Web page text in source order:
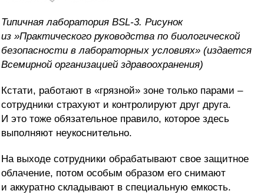
Типичная лаборатория BSL-3. Рисунок
из »Практического руководства по биологической
безопасности в лабораторных условиях» (издается
Всемирной организацией здравоохранения)
Кстати, работают в «грязной» зоне только парами –
сотрудники страхуют и контролируют друг друга.
И это тоже обязательное правило, которое здесь
выполняют неукоснительно.
На выходе сотрудники обрабатывают свое защитное
облачение, потом особым образом его снимают
и аккуратно складывают в специальную емкость.